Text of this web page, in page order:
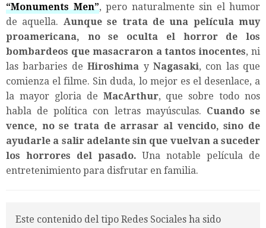
“Monuments Men”, pero naturalmente sin el humor
de aquella. Aunque se trata de una película muy
proamericana, no se oculta el horror de los
bombardeos que masacraron a tantos inocentes, ni
las barbaries deHiroshima y Nagasaki, con las que
comienza el filme. Sin duda, lo mejor es el desenlace, a
la mayor gloria de MacArthur, que sobre todo nos
habla de política con letras mayúsculas. Cuando se
vence, no se trata de arrasar al vencido, sino de
ayudarle a salir adelante sin que vuelvan a suceder
los horrores del pasado. Una notable película de
entretenimiento para disfrutar en familia.
Este contenido del tipo Redes Sociales ha sido